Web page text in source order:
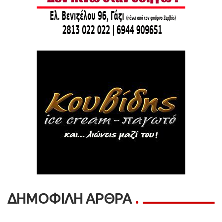
ΔΗΜΟΦΙΛΗ ΑΡΘΡΑ